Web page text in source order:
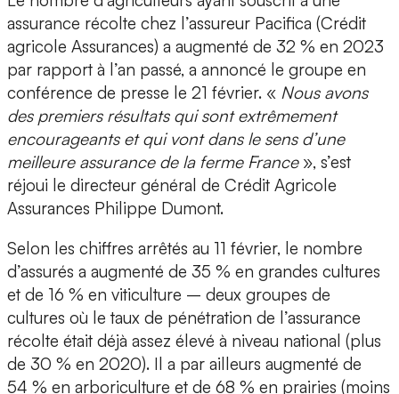
assurance récolte chez l’assureur Pacifica (Crédit
agricole Assurances) a augmenté de 32 % en 2023
par rapport à l’an passé, a annoncé le groupe en
conférence de presse le 21 février. « Nous avons
des premiers résultats qui sont extrêmement
encourageants et qui vont dans le sens d’une
meilleure assurance de la ferme France», s’est
réjoui le directeur général de Crédit Agricole
Assurances Philippe Dumont.
Selon les chiffres arrêtés au 11 février, le nombre
d’assurés a augmenté de 35 % en grandes cultures
et de 16 % en viticulture – deux groupes de
cultures où le taux de pénétration de l’assurance
récolte était déjà assez élevé à niveau national (plus
de 30 % en 2020). Il a par ailleurs augmenté de
54 % en arboriculture et de 68 % en prairies (moins